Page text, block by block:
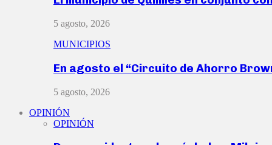
5 agosto, 2026
MUNICIPIOS
En agosto el “Circuito de Ahorro
5 agosto, 2026
OPINIÓN
OPINIÓN